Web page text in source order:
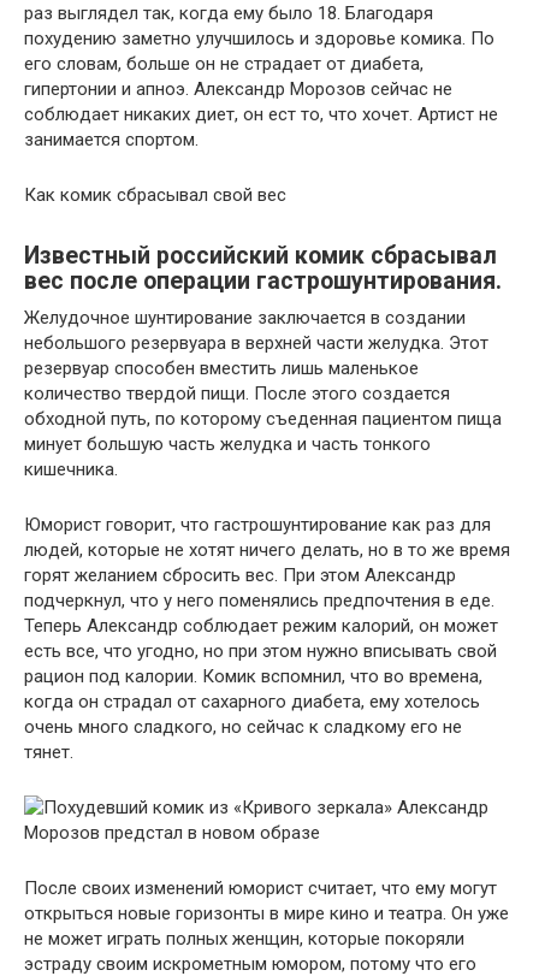
раз выглядел так, когда ему было 18. Благодаря
похудению заметно улучшилось и здоровье комика. По
его словам, больше он не страдает от диабета,
гипертонии и апноэ. Александр Морозов сейчас не
соблюдает никаких диет, он ест то, что хочет. Артист не
занимается спортом.
Как комик сбрасывал свой вес
Известный российский комик сбрасывал
вес после операции гастрошунтирования.
Желудочное шунтирование заключается в создании
небольшого резервуара в верхней части желудка. Этот
резервуар способен вместить лишь маленькое
количество твердой пищи. После этого создается
обходной путь, по которому съеденная пациентом пища
минует большую часть желудка и часть тонкого
кишечника.
Юморист говорит, что гастрошунтирование как раз для
людей, которые не хотят ничего делать, но в то же время
горят желанием сбросить вес. При этом Александр
подчеркнул, что у него поменялись предпочтения в еде.
Теперь Александр соблюдает режим калорий, он может
есть все, что угодно, но при этом нужно вписывать свой
рацион под калории. Комик вспомнил, что во времена,
когда он страдал от сахарного диабета, ему хотелось
очень много сладкого, но сейчас к сладкому его не
тянет.
После своих изменений юморист считает, что ему могут
открыться новые горизонты в мире кино и театра. Он уже
не может играть полных женщин, которые покоряли
эстраду своим искрометным юмором, потому что его